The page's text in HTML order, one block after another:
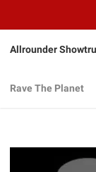
Allrounder
Rave The Planet